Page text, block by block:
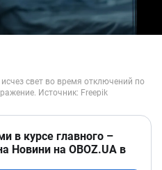
в курсе главного –
Новини на OBOZ.UA в